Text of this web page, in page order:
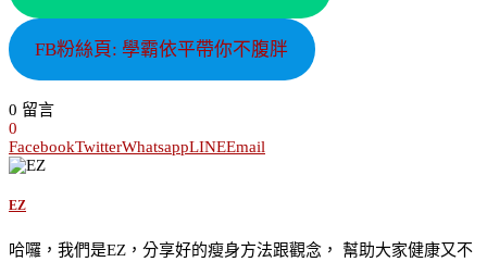
FB粉絲頁: 學霸依平帶你不腹胖
0 留言
0
FacebookTwitterWhatsappLINEEmail
EZ
哈囉，我們是EZ，分享好的瘦身方法跟觀念， 幫助大家健康又不